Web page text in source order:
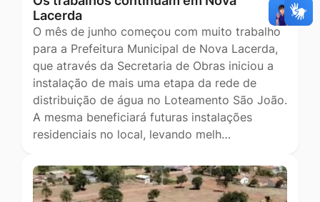
Lacerda
O mês de junho começou com muito trabalho
para a Prefeitura Municipal de Nova Lacerda,
que através da Secretaria de Obras iniciou a
instalação de mais uma etapa da rede de
distribuição de água no Loteamento São João.
A mesma beneficiará futuras instalações
residenciais no local, levando melh…